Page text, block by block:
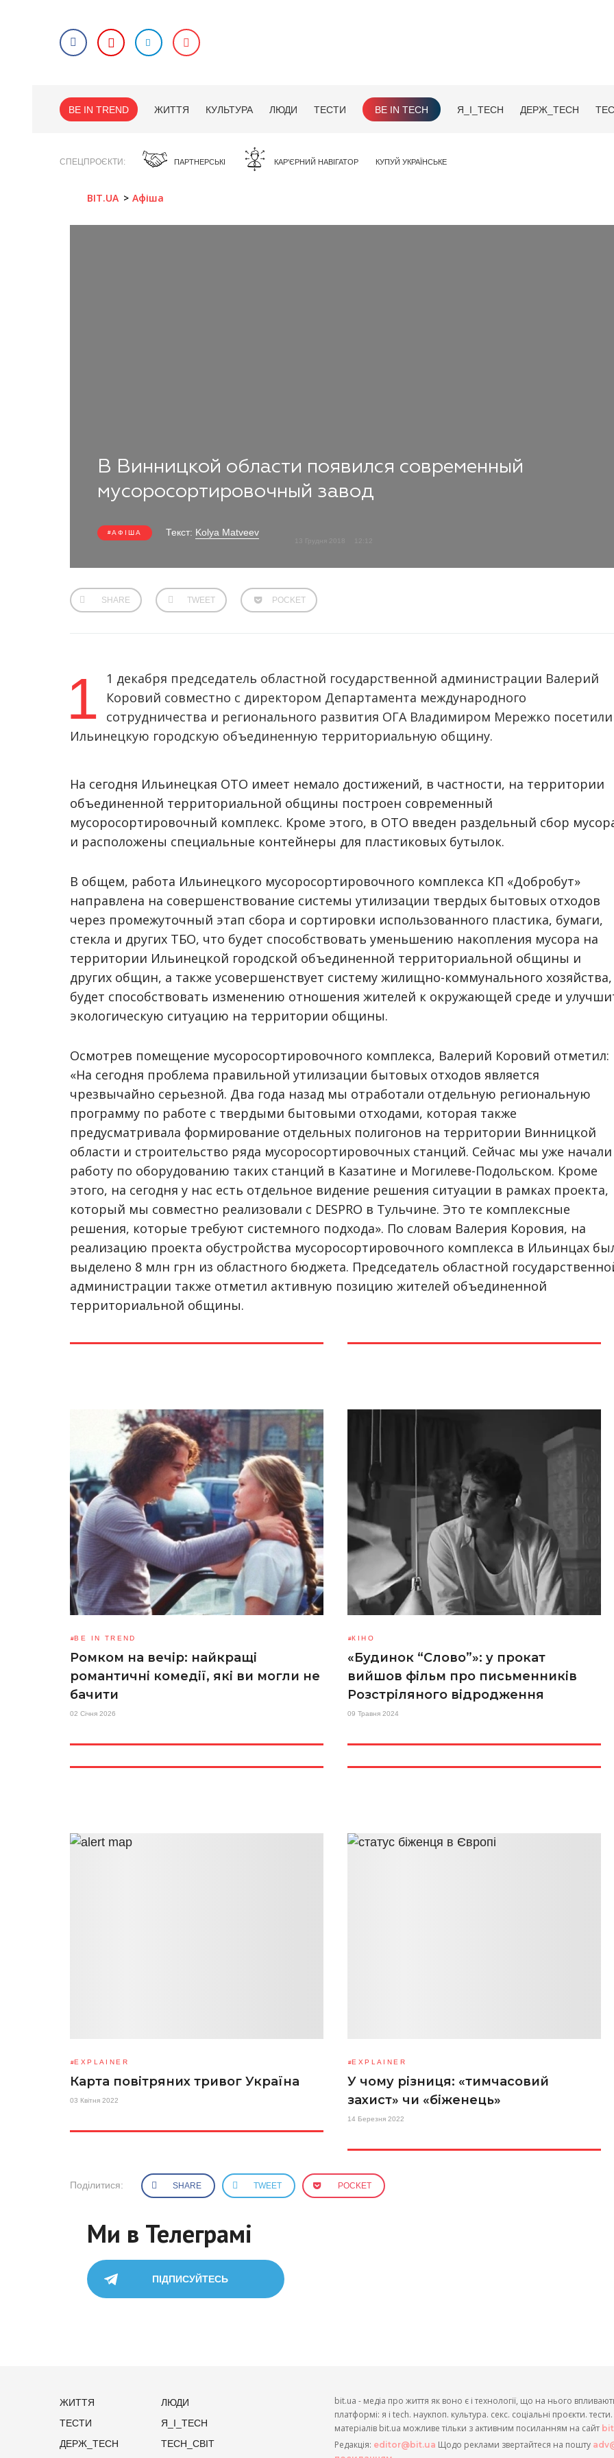
BE IN TREND ЖИТТЯ КУЛЬТУРА ЛЮДИ ТЕСТИ BE IN TECH Я_І_TECH ДЕРЖ_TECH
СПЕЦПРОЄКТИ ПАРТНЕРСЬКІ КАР'ЄРНИЙ НАВІГАТОР КУПУЙ УКРАЇНСЬКЕ
BIT.UA Афіша
В Винницкой области появился современный
мусоросортировочный завод
АФІША Текст: Kolya Matveev
13 Грудня 2018
SHARE TWEET POCKET
1
1 декабря председатель областной государственной администрации Валерий
Коровий совместно с директором Департамента международного
сотрудничества и регионального развития ОГА Владимиром Мережко посетили
Ильинецкую городскую объединенную территориальную общину.
На сегодня Ильинецкая ОТО имеет немало достижений, в частности, на территории
объединенной территориальной общины построен современный
мусоросортировочный комплекс. Кроме этого, в ОТО введен раздельный сбор
и расположены специальные контейнеры для пластиковых бутылок.
В общем, работа Ильинецкого мусоросортировочного комплекса КП «Добробут»
направлена на совершенствование системы утилизации твердых бытовых отходов
через промежуточный этап сбора и сортировки использованного пластика, бумаги,
стекла и других ТБО, что будет способствовать уменьшению накопления мусора на
территории Ильинецкой городской объединенной территориальной общины и
других общин, а также усовершенствует систему жилищно-коммунального хозяйства,
будет способствовать изменению отношения жителей к окружающей среде и
экологическую ситуацию на территории общины.
Осмотрев помещение мусоросортировочного комплекса, Валерий Коровий отметил:
«На сегодня проблема правильной утилизации бытовых отходов является
чрезвычайно серьезной. Два года назад мы отработали отдельную региональную
программу по работе с твердыми бытовыми отходами, которая также
предусматривала формирование отдельных полигонов на территории Винницкой
области и строительство ряда мусоросортировочных станций. Сейчас мы уже начали
работу по оборудованию таких станций в Казатине и Могилеве-Подольском. Кроме
этого, на сегодня у нас есть отдельное видение решения ситуации в рамках проекта,
который мы совместно реализовали с DESPRO в Тульчине. Это те комплексные
решения, которые требуют системного подхода». По словам Валерия Коровия, на
реализацию проекта обустройства мусоросортировочного комплекса в Ильинцах
выделено 8 млн грн из областного бюджета. Председатель областной
администрации также отметил активную позицию жителей объединенной
территориальной общины.
BE IN TREND
Ромком на вечір: найкращі
романтичні комедії, які ви могли не
бачити
02 Січня 2026
КІНО
«Будинок “Слово”»: у прокат
вийшов фільм про письменників
Розстріляного відродження
09 Травня 2024
EXPLAINER
Карта повітряних тривог Україна
03 Квітня 2022
EXPLAINER
У чому різниця: «тимчасовий
захист» чи «біженець»
14 Березня 2022
Поділитися: SHARE TWEET POCKET
Ми в Телеграмі
ПІДПИСУЙТЕСЬ
ЖИТТЯ
ЛЮДИ
ТЕСТИ
Я_І_TECH
ДЕРЖ_TECH
TECH_СВІТ
bit.ua - медіа про життя як воно є і технології, що на нього
платформі: я і tech. наукпоп. культура. секс. соціальні проєкти.
матеріалів bit.ua можливе тільки з активним посиланням на сайт
Редакція: editor@bit.ua Щодо реклами звертайтеся на пошту